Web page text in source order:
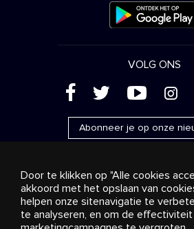
VOLG ONS
( ' + &
Abonneer je op onze
Reclame
Streaming en
Consumentenproducten
Over ons
Cookies
Door te klikken op "Alle cookies
akkoord met het opslaan van
helpen onze sitenavigatie te
te analyseren, en om de effectiviteit